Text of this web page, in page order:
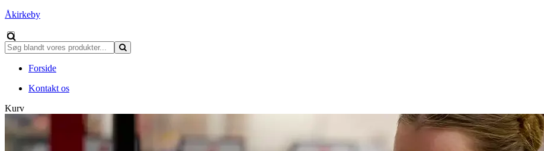
Åkirkeby
Forside
Kontakt os
Kurv